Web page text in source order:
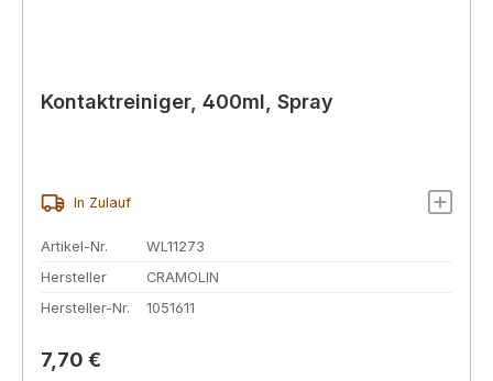
Kontaktreiniger, 400ml, Spray
In Zulauf
Artikel-Nr.
WL11273
Hersteller
CRAMOLIN
Hersteller-Nr.
1051611
Regulärer Preis:
7,70 €